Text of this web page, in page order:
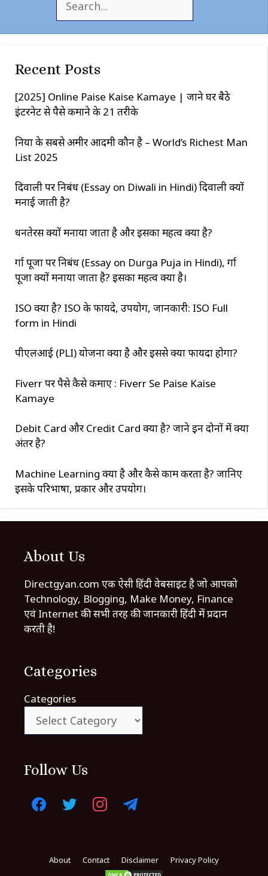
h
Recent Posts
[2025] Online Paise Kaise Kamaye | जाने घर बैठे
इंटरनेट से पैसे कमाने के 21 तरीके
दुनिया के सबसे अमीर आदमी कौन है – World’s Richest Man
List 2025
दिवाली पर निबंध (Essay on Diwali in Hindi) दिवाली क्यों
मनाई जाती है?
धनतेरस क्यों मनाया जाता है और इसका महत्व क्या है?
दुर्गा पूजा पर निबंध (Essay on Durga Puja in Hindi), दुर्गा
पूजा क्यों मनाया जाता है? इसका महत्व क्या है।
ISO क्या है? ISO के फायदे, उपयोग, जानकारी: ISO Full
form in Hindi
पीएलआई (PLI) योजना क्या है और इससे क्या फायदा होगा?
Fiverr पर पैसे कैसे कमाए : Fiverr Se Paise Kaise
Kamaye
Debit Card और Credit Card क्या है? जाने इन दोनों में क्या
अंतर है?
Machine Learning क्या है और कैसे काम करता है? जानिए
इसके परिभाषा, प्रकार और उपयोग।
About Us
Directgyan.com एक ऐसी हिंदी वेबसाइट है जो आपको
Technology, Blogging, Make Money, Finance
एवं Internet की सभी तरह की जानकारी हिंदी में प्रदान
करती है!
Categories
Categories
Follow Us
About Contact Disclaimer Privacy Policy